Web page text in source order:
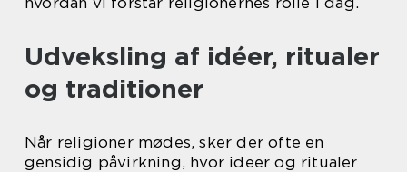
Udveksling af idéer, ritualer
og traditioner
Når religioner mødes, sker der ofte en
gensidig påvirkning, hvor ideer og ritualer